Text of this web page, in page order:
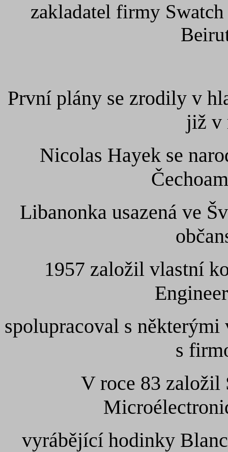
zakladatel firmy
První plány se zrodily v
již v
Nicolas Hayek se
Libanonka usazená ve
1957 založil vlastní
spolupracoval s
s
V roce 83 založil
vyrábějící hodinky